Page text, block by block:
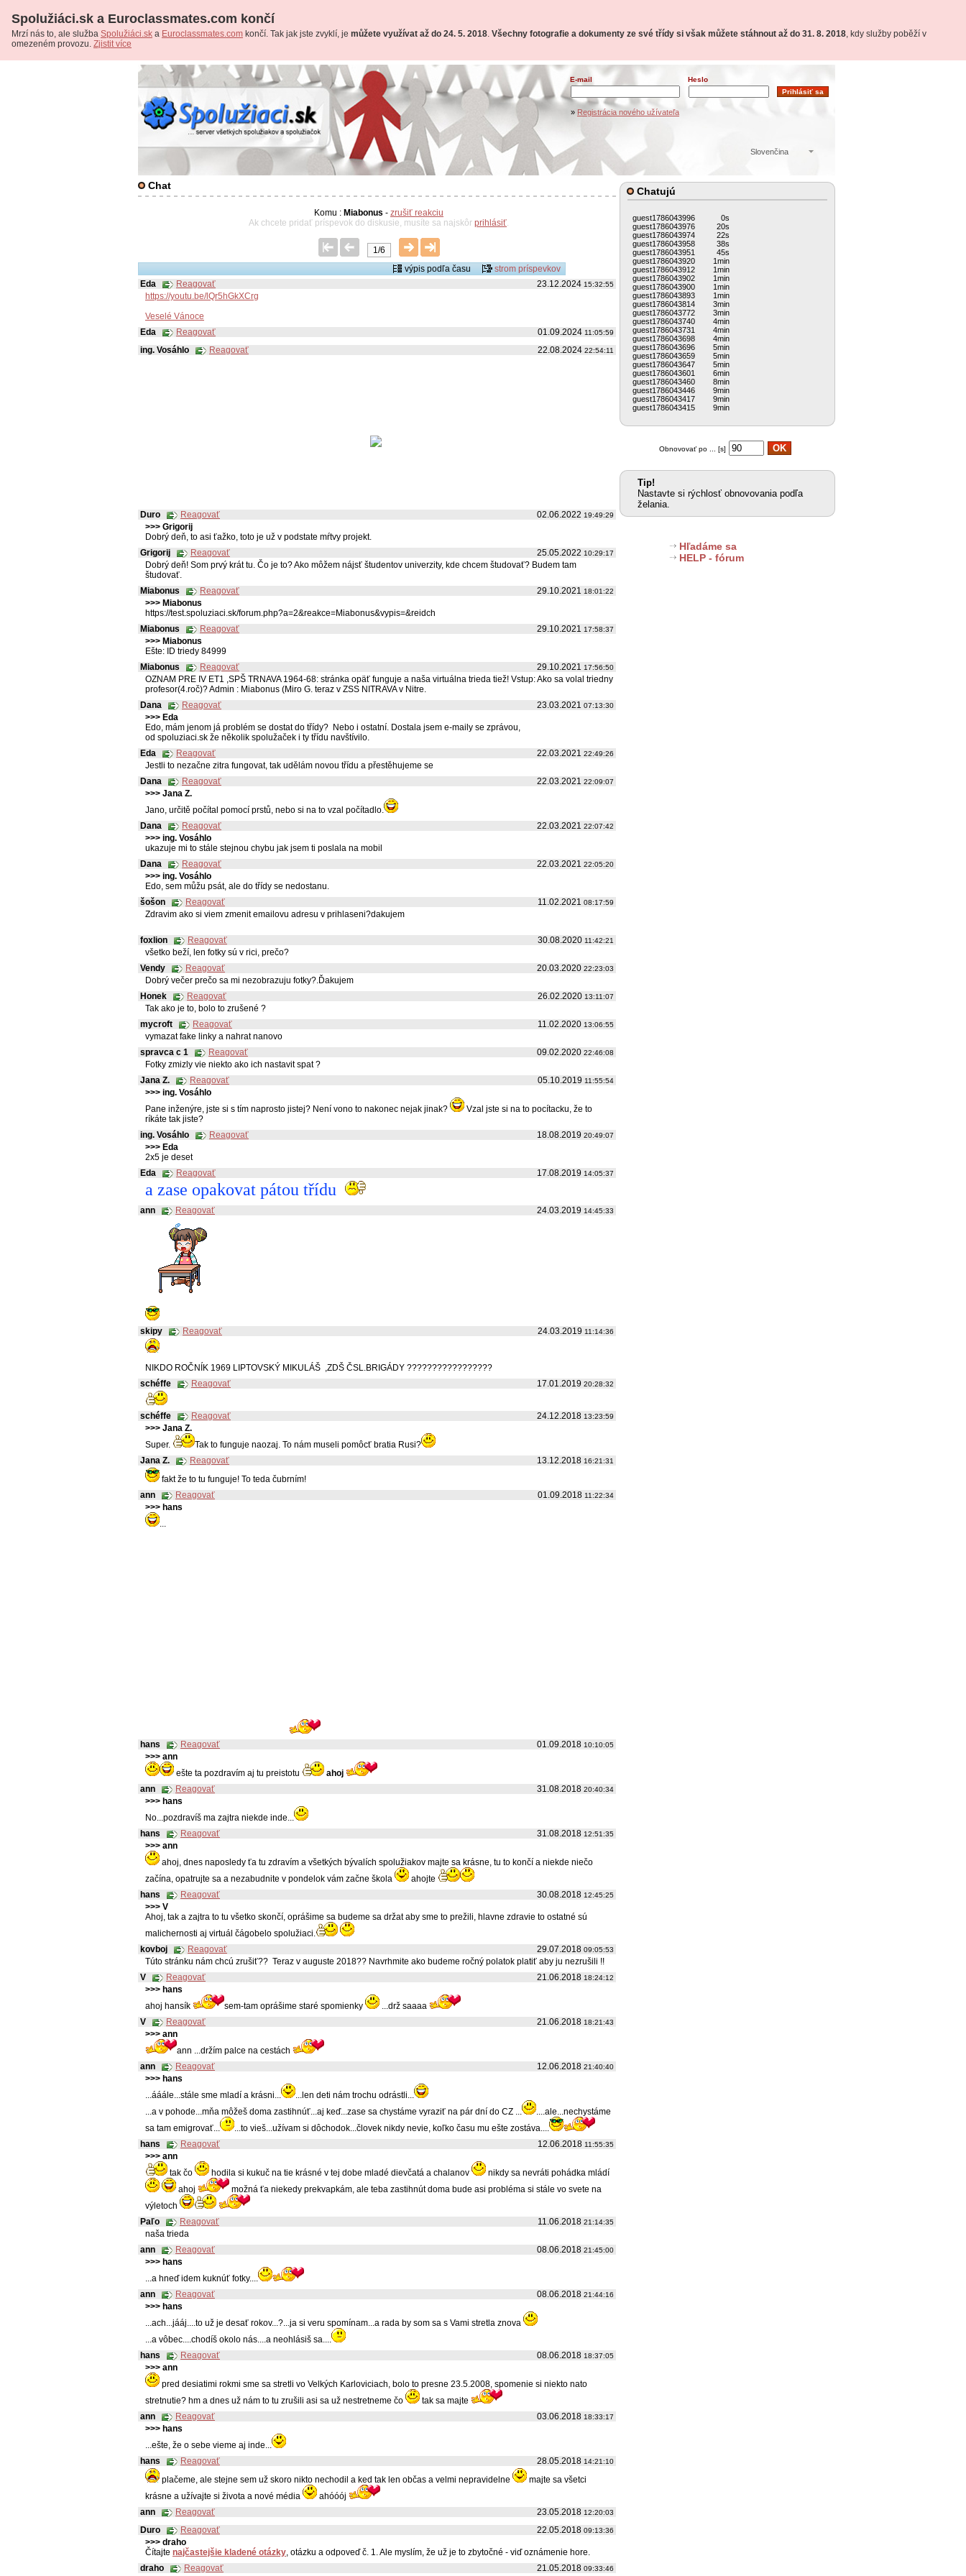
Spolužiáci.sk a Euroclassmates.com končí
Mrzí nás to, ale služba Spolužiáci.sk a Euroclassmates.com končí. Tak jak jste zvyklí, je můžete využívat až do 24. 5. 2018. Všechny fotografie a dokumenty ze své třídy si však můžete stáhnout až do 31. 8. 2018, kdy služby poběží v
omezeném provozu. Zjistit více
E-mail Heslo
» Registrácia nového užívateľa
Slovenčina
Chatujú
guest1786043996
0s
guest1786043976
20s
guest1786043974
22s
guest1786043958
38s
guest1786043951
45s
guest1786043920
1min
guest1786043912
1min
guest1786043902
1min
guest1786043900
1min
guest1786043893
1min
guest1786043814
3min
guest1786043772
3min
guest1786043740
4min
guest1786043731
4min
guest1786043698
4min
guest1786043696
5min
guest1786043659
5min
guest1786043647
5min
guest1786043601
6min
guest1786043460
8min
guest1786043446
9min
guest1786043417
9min
guest1786043415
9min
Obnovovať po ... [s]
Tip!
Nastavte si rýchlosť obnovovania podľa
želania.
Hľadáme sa
HELP - fórum
Chat
Komu : Miabonus - zrušiť reakciu
Ak chcete pridať príspevok do diskusie, musíte sa najskôr prihlásiť
1/6
výpis podľa času
strom príspevkov
23.12.2024 15:32:55
Eda
Reagovať
https://youtu.be/lQr5hGkXCrg
Veselé Vánoce
01.09.2024 11:05:59
Eda
Reagovať
22.08.2024 22:54:11
ing. Vosáhlo Reagovať
02.06.2022 19:49:29
Duro
Reagovať
>>> Grigorij
Dobrý deň, to asi ťažko, toto je už v podstate mŕtvy projekt.
25.05.2022 10:29:17
Grigorij
Reagovať
Dobrý deň! Som prvý krát tu. Čo je to? Ako môžem nájsť študentov univerzity, kde chcem študovať? Budem tam
študovať.
29.10.2021 18:01:22
Miabonus
Reagovať
>>> Miabonus
https://test.spoluziaci.sk/forum.php?a=2&reakce=Miabonus&vypis=&reidch
29.10.2021 17:58:37
Miabonus
Reagovať
>>> Miabonus
Ešte: ID triedy 84999
29.10.2021 17:56:50
Miabonus
Reagovať
OZNAM PRE IV ET1 ,SPŠ TRNAVA 1964-68: stránka opäť funguje a naša virtuálna trieda tiež! Vstup: Ako sa volal triedny
profesor(4.roč)? Admin : Miabonus (Miro G. teraz v ZSS NITRAVA v Nitre.
23.03.2021 07:13:30
Dana
Reagovať
>>> Eda
Edo, mám jenom já problém se dostat do třídy? Nebo i ostatní. Dostala jsem e-maily se zprávou,
od spoluziaci.sk že několik spolužaček i ty třídu navštívilo.
22.03.2021 22:49:26
Eda
Reagovať
Jestli to nezačne zitra fungovat, tak udělám novou třídu a přestěhujeme se
22.03.2021 22:09:07
Dana
Reagovať
>>> Jana Z.
Jano, určitě počítal pomocí prstů, nebo si na to vzal počítadlo.
22.03.2021 22:07:42
Dana
Reagovať
>>> ing. Vosáhlo
ukazuje mi to stále stejnou chybu jak jsem ti poslala na mobil
22.03.2021 22:05:20
Dana
Reagovať
>>> ing. Vosáhlo
Edo, sem můžu psát, ale do třídy se nedostanu.
11.02.2021 08:17:59
šošon
Reagovať
Zdravim ako si viem zmenit emailovu adresu v prihlaseni?dakujem
30.08.2020 11:42:21
foxlion
Reagovať
všetko beží, len fotky sú v rici, prečo?
20.03.2020 22:23:03
Vendy
Reagovať
Dobrý večer prečo sa mi nezobrazuju fotky?.Ďakujem
26.02.2020 13:11:07
Honek
Reagovať
Tak ako je to, bolo to zrušené ?
11.02.2020 13:06:55
mycroft
Reagovať
vymazat fake linky a nahrat nanovo
09.02.2020 22:46:08
spravca c 1
Reagovať
Fotky zmizly vie niekto ako ich nastavit spat ?
05.10.2019 11:55:54
Jana Z.
Reagovať
>>> ing. Vosáhlo
Pane inženýre, jste si s tím naprosto jistej? Není vono to nakonec nejak jinak?
Vzal jste si na to pocítacku, že to
ríkáte tak jiste?
18.08.2019 20:49:07
ing. Vosáhlo
Reagovať
>>> Eda
2x5 je deset
17.08.2019 14:05:37
Eda Reagovať
a zase opakovat pátou třídu
24.03.2019 14:45:33
ann Reagovať
24.03.2019 11:14:36
skipy Reagovať
NIKDO ROČNÍK 1969 LIPTOVSKÝ MIKULÁŠ ,ZDŠ ČSL.BRIGÁDY ?????????????????
17.01.2019 20:28:32
schéffe Reagovať
24.12.2018 13:23:59
schéffe
Reagovať
>>> Jana Z.
Super.
Tak to funguje naozaj. To nám museli pomôcť bratia Rusi?
13.12.2018 16:21:31
Jana Z.
Reagovať
fakt že to tu funguje! To teda čubrním!
01.09.2018 11:22:34
ann
Reagovať
>>> hans
...
01.09.2018 10:10:05
hans
Reagovať
>>> ann
ešte ta pozdravím aj tu preistotu
ahoj
31.08.2018 20:40:34
ann
Reagovať
>>> hans
No...pozdravíš ma zajtra niekde inde...
31.08.2018 12:51:35
hans
Reagovať
>>> ann
ahoj, dnes naposledy ťa tu zdravím a všetkých bývalích spolužiakov majte sa krásne, tu to končí a niekde niečo
začína, opatrujte sa a nezabudnite v pondelok vám začne škola
ahojte
30.08.2018 12:45:25
hans
Reagovať
>>> V
Ahoj, tak a zajtra to tu všetko skončí, oprášime sa budeme sa držat aby sme to prežili, hlavne zdravie to ostatné sú
malichernosti aj virtuál čágobelo spolužiaci.
29.07.2018 09:05:53
kovboj
Reagovať
Túto stránku nám chcú zrušiť?? Teraz v auguste 2018?? Navrhmite ako budeme ročný polatok platiť aby ju nezrušili !!
21.06.2018 18:24:12
V
Reagovať
>>> hans
ahoj hansík
sem-tam oprášime staré spomienky
...drž saaaa
21.06.2018 18:21:43
V
Reagovať
>>> ann
ann ...držím palce na cestách
12.06.2018 21:40:40
ann
Reagovať
>>> hans
...ááále...stále sme mladí a krásni...
...len deti nám trochu odrástli...
...a v pohode...mňa môžeš doma zastihnúť...aj keď...zase sa chystáme vyraziť na pár dní do CZ ...
....ale...nechystáme
sa tam emigrovať...
...to vieš...užívam si dôchodok...človek nikdy nevie, koľko času mu ešte zostáva....
12.06.2018 11:55:35
hans
Reagovať
>>> ann
tak čo
hodila si kukuč na tie krásné v tej dobe mladé dievčatá a chalanov
nikdy sa nevráti pohádka mládí
ahoj
možná ťa niekedy prekvapkám, ale teba zastihnút doma bude asi probléma si stále vo svete na
výletoch
11.06.2018 21:14:35
Paľo
Reagovať
naša trieda
08.06.2018 21:45:00
ann
Reagovať
>>> hans
...a hneď idem kuknúť fotky....
08.06.2018 21:44:16
ann
Reagovať
>>> hans
...ach...jááj....to už je desať rokov...?...ja si veru spomínam...a rada by som sa s Vami stretla znova
...a vôbec....chodíš okolo nás....a neohlásiš sa....
08.06.2018 18:37:05
hans
Reagovať
>>> ann
pred desiatimi rokmi sme sa stretli vo Velkých Karloviciach, bolo to presne 23.5.2008, spomenie si niekto nato
stretnutie? hm a dnes už nám to tu zrušili asi sa už nestretneme čo
tak sa majte
03.06.2018 18:33:17
ann
Reagovať
>>> hans
...ešte, že o sebe vieme aj inde...
28.05.2018 14:21:10
hans
Reagovať
plačeme, ale stejne sem už skoro nikto nechodil a ked tak len občas a velmi nepravidelne
majte sa všetci
krásne a užívajte si života a nové média
ahóóój
23.05.2018 12:20:03
ann
Reagovať
22.05.2018 09:13:36
Duro
Reagovať
>>> draho
Čítajte najčastejšie kladené otázky, otázku a odpoveď č. 1. Ale myslím, že už je to zbytočné - viď oznámenie hore.
21.05.2018 09:33:46
draho
Reagovať